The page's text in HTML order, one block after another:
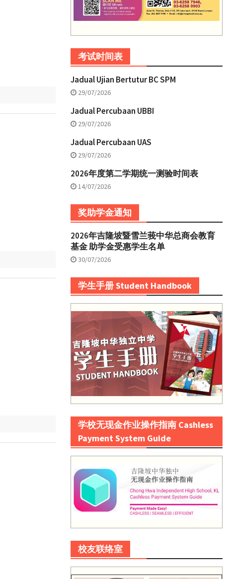
考试时间表
Jadual Ujian Bertutur BC SPM
29/07/2026
Jadual Percubaan UBBI
29/07/2026
Jadual Percubaan UAS
29/07/2026
2026年度第二学期统一测验时间表
14/07/2026
奖助学金通知
2026年吉隆坡暨雪兰莪中华总商会教育
基金 助学金受惠学生名单
30/07/2026
学生手册 Student Handbook
学校无现金作业操作指南 Cashless
Payment System Guide
校友联络室